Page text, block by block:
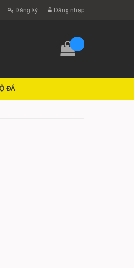
Đăng ký Đăng nhập
ĐÁ